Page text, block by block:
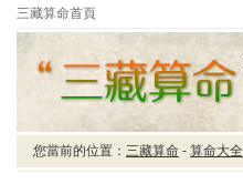
三藏算命首頁
三藏算命面熱預測
您當前的位置： 三藏算命 - 算命大全